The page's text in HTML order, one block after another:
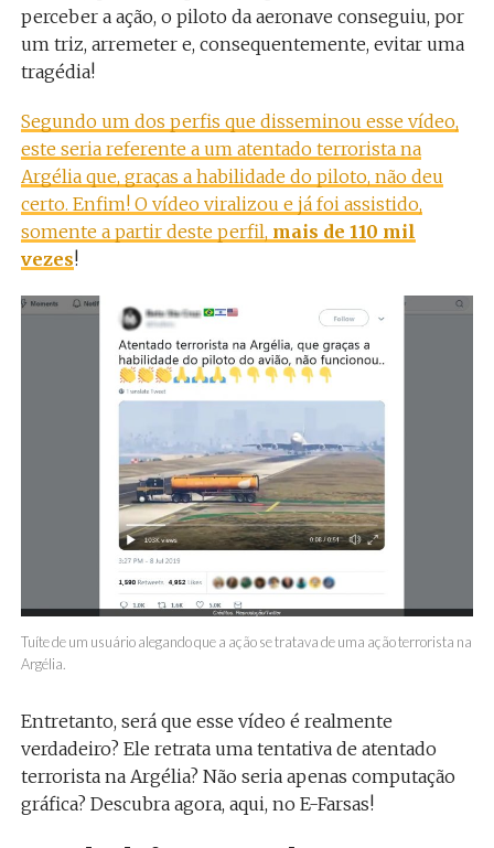
perceber a ação, o piloto da aeronave conseguiu, por
um triz, arremeter e, consequentemente, evitar uma
tragédia!
Segundo um dos perfis que disseminou esse vídeo,
este seria referente a um atentado terrorista na
Argélia que, graças a habilidade do piloto, não deu
certo. Enfim! O vídeo viralizou e já foi assistido,
somente a partir deste perfil, mais de 110 mil
vezes!
Tuíte de um usuário alegando que a ação se tratava de uma ação terrorista na
Argélia.
Entretanto, será que esse vídeo é realmente
verdadeiro? Ele retrata uma tentativa de atentado
terrorista na Argélia? Não seria apenas computação
gráfica? Descubra agora, aqui, no E-Farsas!